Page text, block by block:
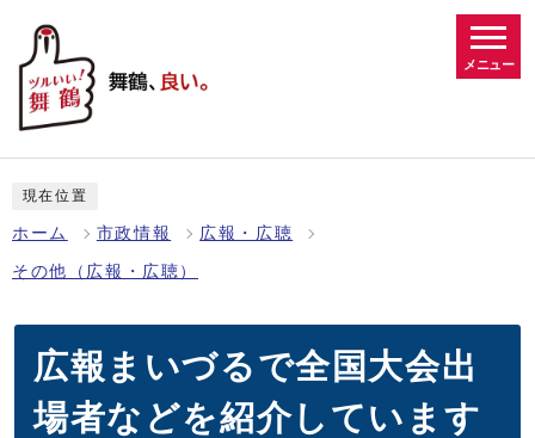
メニュー
現在位置
ホーム 市政情報 広報・広聴
その他（広報・広聴）
広報まいづるで全国大会出
場者などを紹介しています